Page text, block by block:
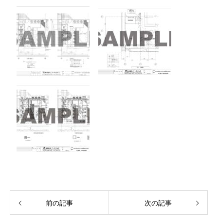
前の記事 次の記事